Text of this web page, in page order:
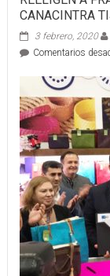
CANACINTRA
3 febrero, 2020
Comentarios